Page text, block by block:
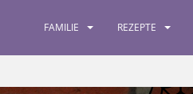
FAMILIE REZEPTE